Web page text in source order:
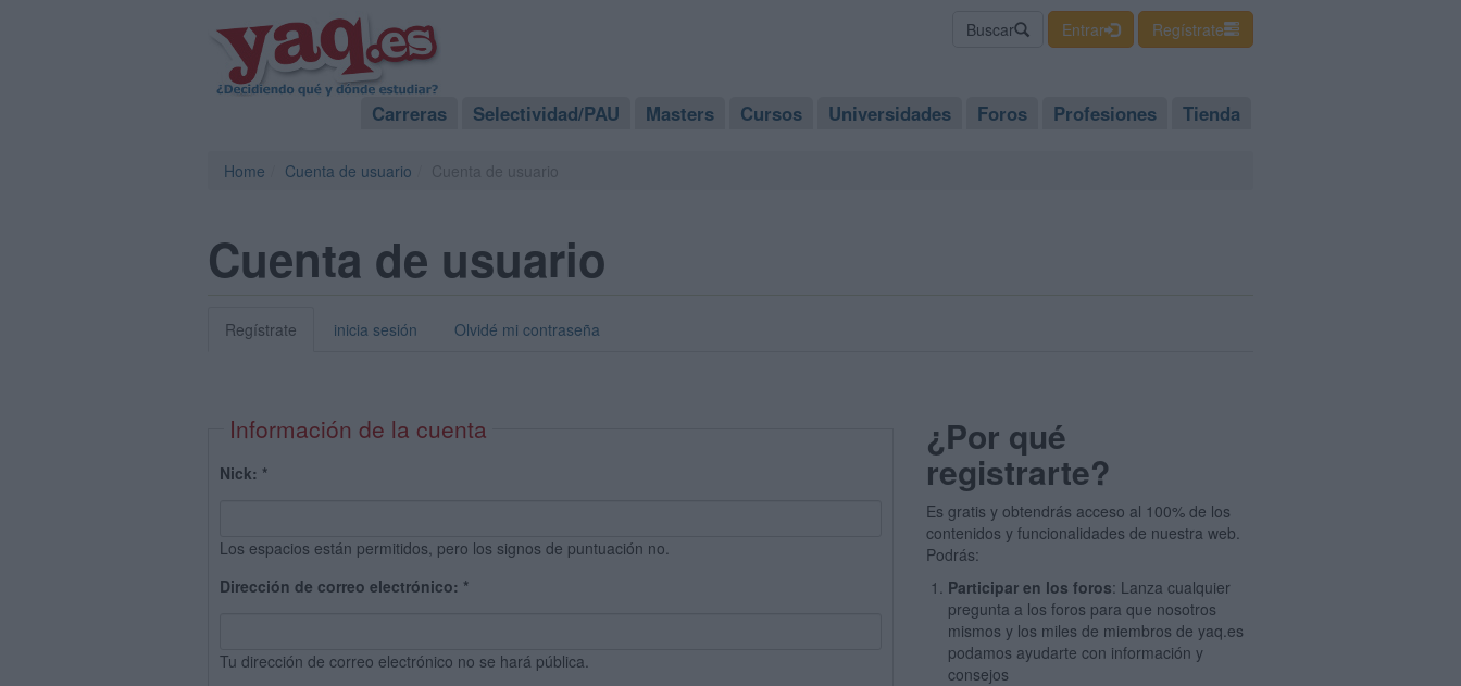
Buscar Entrar Regístrate
Carreras Selectividad/PAU Masters Cursos Universidades Foros Profesiones Tienda
Home Cuenta de usuario
Cuenta de usuario
Regístrate inicia sesión Olvidé mi contraseña
Información de la cuenta
Nick: *
Los espacios están permitidos, pero los signos de puntuación no.
Dirección de correo electrónico: *
Tu dirección de correo electrónico no se hará pública.
¿Por qué
registrarte?
Es gratis y obtendrás acceso al 100% de los
contenidos y funcionalidades de nuestra web.
Podrás:
Participar en los foros: Lanza cualquier
pregunta a los foros para que nosotros
mismos y los miles de miembros de yaq.es
podamos ayudarte con información y
consejos